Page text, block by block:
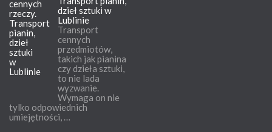
dzieł sztuki w
Lublinie
Transport
cennych
przedmiotów,
takich jak pianina
czy dzieła sztuki,
to nie lada
wyzwanie.
Wymaga on nie
tylko odpowiednich
umiejętności, …